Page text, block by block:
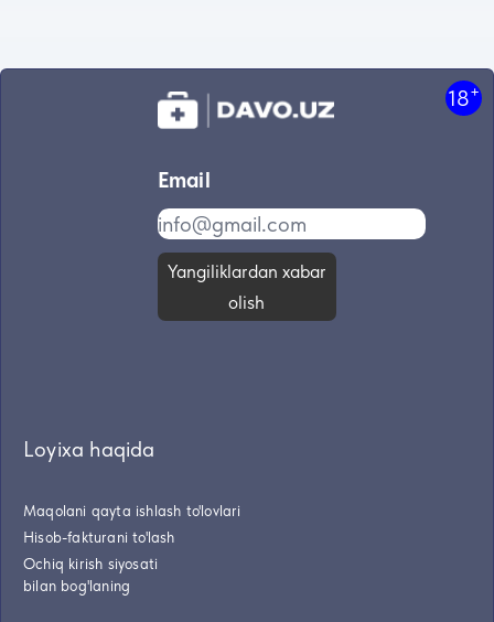
18+
Email
Yangiliklardan xabar
olish
Loyixa haqida
Maqolani qayta ishlash to'lovlari
Hisob-fakturani to'lash
Ochiq kirish siyosati
bilan bog'laning